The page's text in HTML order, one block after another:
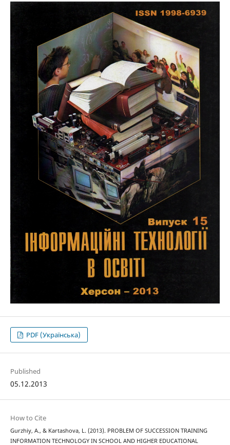
PDF (Українська)
Published
05.12.2013
How to Cite
Gurzhiy, A., & Kartashova, L. (2013). PROBLEM OF SUCCESSION TRAINING
INFORMATION TECHNOLOGY IN SCHOOL AND HIGHER EDUCATIONAL